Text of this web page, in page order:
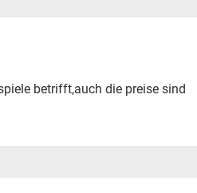
betrifft,auch die preise sind